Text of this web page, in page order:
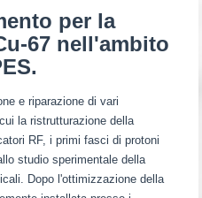
per la
67 nell'ambito
e riparazione di vari
la ristrutturazione della
RF, i primi fasci di protoni
studio sperimentale della
Dopo l'ottimizzazione della